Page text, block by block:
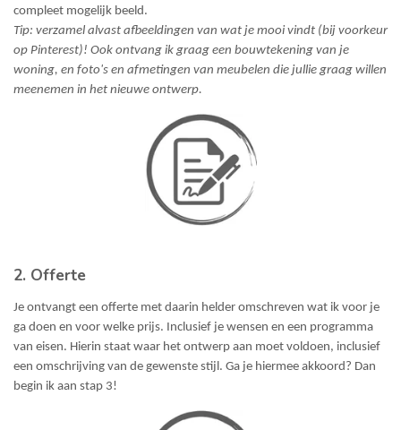
compleet mogelijk beeld.
Tip: verzamel alvast afbeeldingen van wat je mooi vindt (bij voorkeur
op Pinterest)! Ook ontvang ik graag een bouwtekening van je
woning, en foto's en afmetingen van meubelen die jullie graag willen
meenemen in het nieuwe ontwerp.
2. Offerte
Je ontvangt een offerte met daarin helder omschreven wat ik voor je
ga doen en voor welke prijs. Inclusief je wensen en een programma
van eisen. Hierin staat waar het ontwerp aan moet voldoen, inclusief
een omschrijving van de gewenste stijl. Ga je hiermee akkoord? Dan
begin ik aan stap 3!